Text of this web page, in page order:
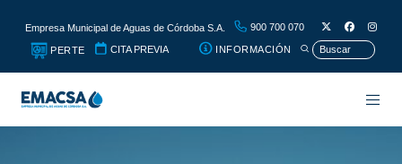
Empresa Municipal de Aguas de Córdoba S.A. 900 700 070
PERTE CITA PREVIA INFORMACIÓN